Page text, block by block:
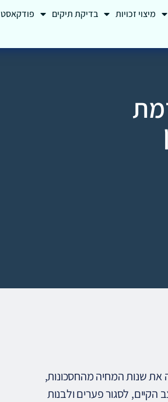
מיצוי זכויות בדיקת תיקים פודקאסט
שנות המחיה מהחסכונות,
לסגור פערים ולבנות